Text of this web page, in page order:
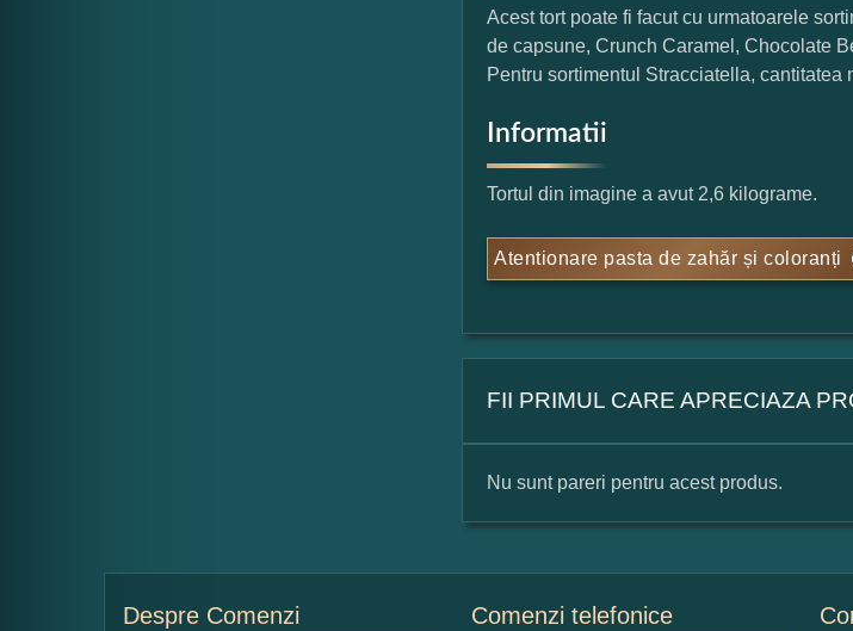
Acest tort poate fi facut cu urmatoarele
de capsune, Crunch Caramel, Chocolate
Pentru sortimentul Stracciatella, cantitatea
Informatii
Tortul din imagine a avut 2,6 kilograme.
Atentionare pasta de zahăr și coloranți
FII PRIMUL CARE APRECIAZA
Numele dumneavoastra:
Nu sunt pareri pentru acest produs.
Despre Comenzi Comenzi telefonice